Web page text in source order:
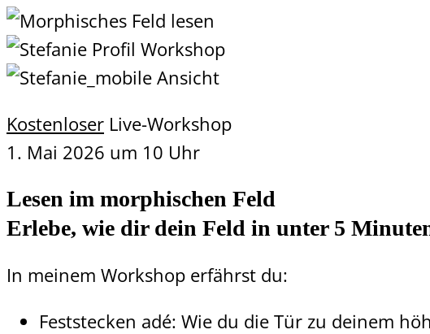
Kostenloser Live-Workshop
1. Mai 2026 um 10 Uhr
Lesen im morphischen Feld
Erlebe, wie dir dein Feld in unter 5
In meinem Workshop erfährst du:
Feststecken adé: Wie du die Tür zu deinem